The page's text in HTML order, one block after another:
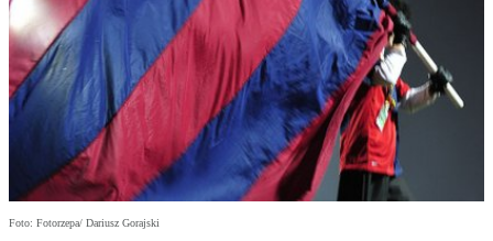
Foto: Fotorzepa/ Dariusz Gorajski